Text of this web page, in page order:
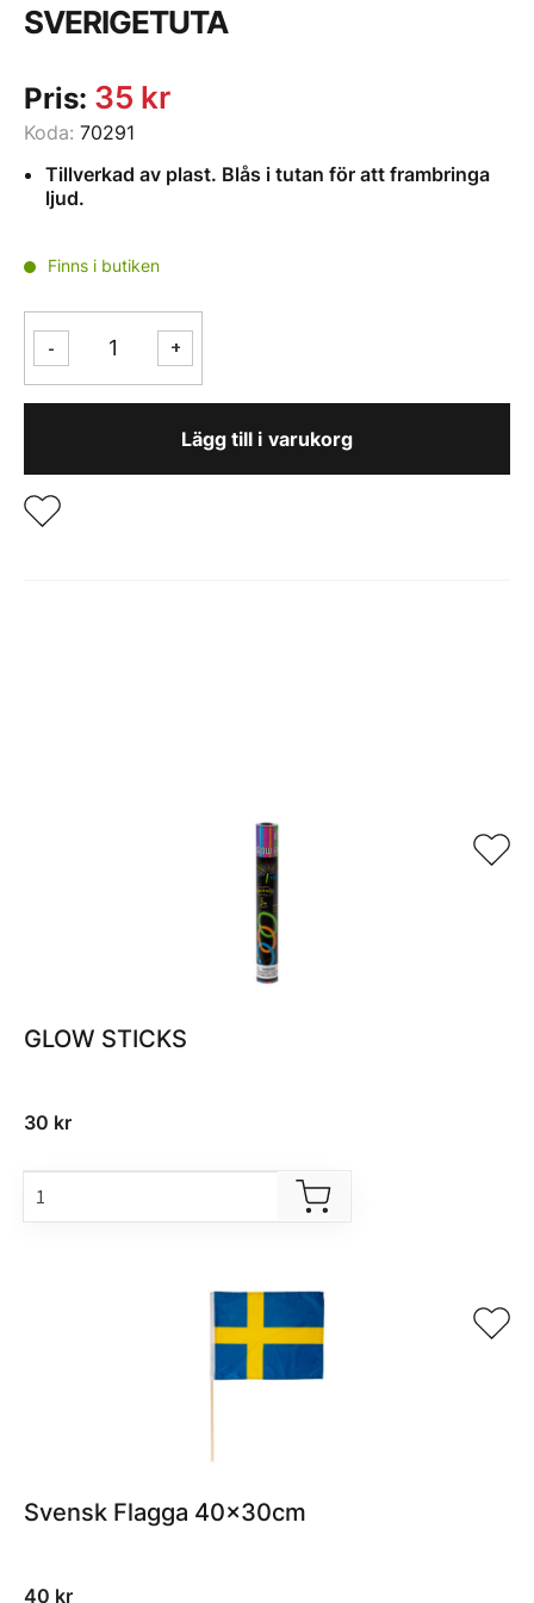
SVERIGETUTA
Koda: 70291
Tillverkad av plast. Blås i tutan för att frambringa
ljud.
Finns i butiken
-
SVERIGETUTA
mängd
+
Lägg till i varukorg
Pris: 35 kr
GLOW STICKS
30 kr
Svensk Flagga 40x30cm
40 kr